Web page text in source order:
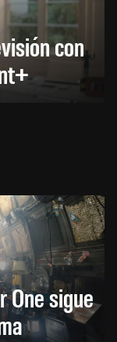
con
One sigue